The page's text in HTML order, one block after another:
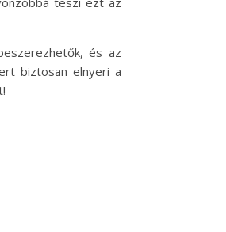
és az
biztosan elnyeri a